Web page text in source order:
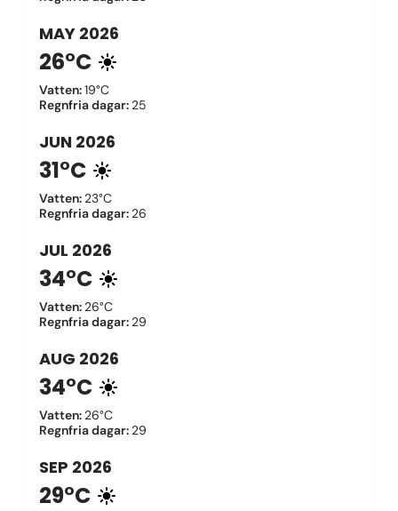
MAY 2026
26°C
Vatten:19°C
Regnfria dagar: 25
JUN 2026
31°C
Vatten: 23°C
Regnfria dagar: 26
JUL 2026
34°C
Vatten: 26°C
Regnfria dagar: 29
AUG 2026
34°C
Vatten: 26°C
Regnfria dagar: 29
SEP 2026
29°C